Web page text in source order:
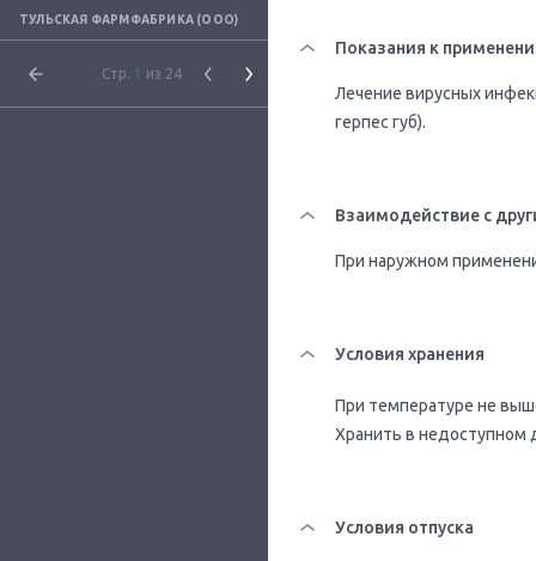
ТУЛЬСКАЯ ФАРМФАБРИКА (ООО)
Стр. 1 из 24
Показания к
Лечение вирусных
герпес губ).
Взаимодействие с
При наружном
Условия хранения
При температуре не
Хранить в недоступном
Условия отпуска